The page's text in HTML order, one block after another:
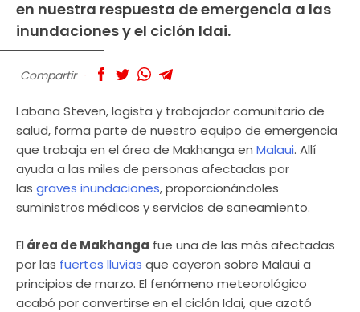
en nuestra respuesta de emergencia a las
inundaciones y el ciclón Idai.
Compartir
Labana Steven, logista y trabajador comunitario de
salud, forma parte de nuestro equipo de emergencia
que trabaja en el área de Makhanga en Malaui. Allí
ayuda a las miles de personas afectadas por
las graves inundaciones, proporcionándoles
suministros médicos y servicios de saneamiento.
El área de Makhanga fue una de las más afectadas
por las fuertes lluvias que cayeron sobre Malaui a
principios de marzo. El fenómeno meteorológico
acabó por convertirse en el ciclón Idai, que azotó